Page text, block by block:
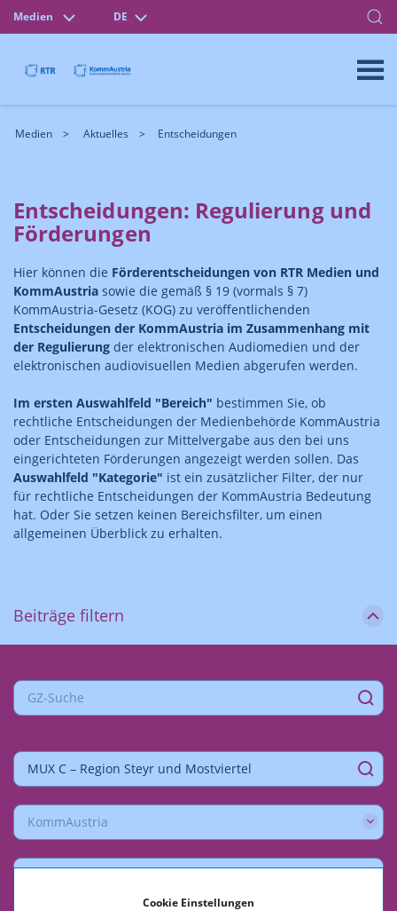
Cookie Einstellungen
Medien DE
Medien Aktuelles Entscheidungen
Entscheidungen: Regulierung und
Förderungen
Hier können die Förderentscheidungen von RTR Medien und
KommAustria sowie die gemäß § 19 (vormals § 7)
KommAustria-Gesetz (KOG) zu veröffentlichenden
Entscheidungen der KommAustria im Zusammenhang mit
der Regulierung der elektronischen Audiomedien und der
elektronischen audiovisuellen Medien abgerufen werden.
Im ersten Auswahlfeld "Bereich" bestimmen Sie, ob
rechtliche Entscheidungen der Medienbehörde KommAustria
oder Entscheidungen zur Mittelvergabe aus den bei uns
eingerichteten Förderungen angezeigt werden sollen. Das
Auswahlfeld "Kategorie" ist ein zusätzlicher Filter, der nur
für rechtliche Entscheidungen der KommAustria Bedeutung
hat. Oder Sie setzen keinen Bereichsfilter, um einen
allgemeinen Überblick zu erhalten.
Beiträge filtern
KommAustria